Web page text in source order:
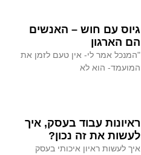
גיוס עם חוש – האנשים
הם הארגון
"המנכל אמר לי- אין טעם לזמן את
המועמד- הוא לא
ראיונות עבוד בעסק, איך
לעשות את זה נכון?
איך לעשות ראיון איכותי בעסק